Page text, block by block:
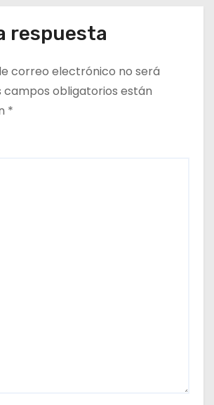
respuesta
correo electrónico no será
campos obligatorios están
*